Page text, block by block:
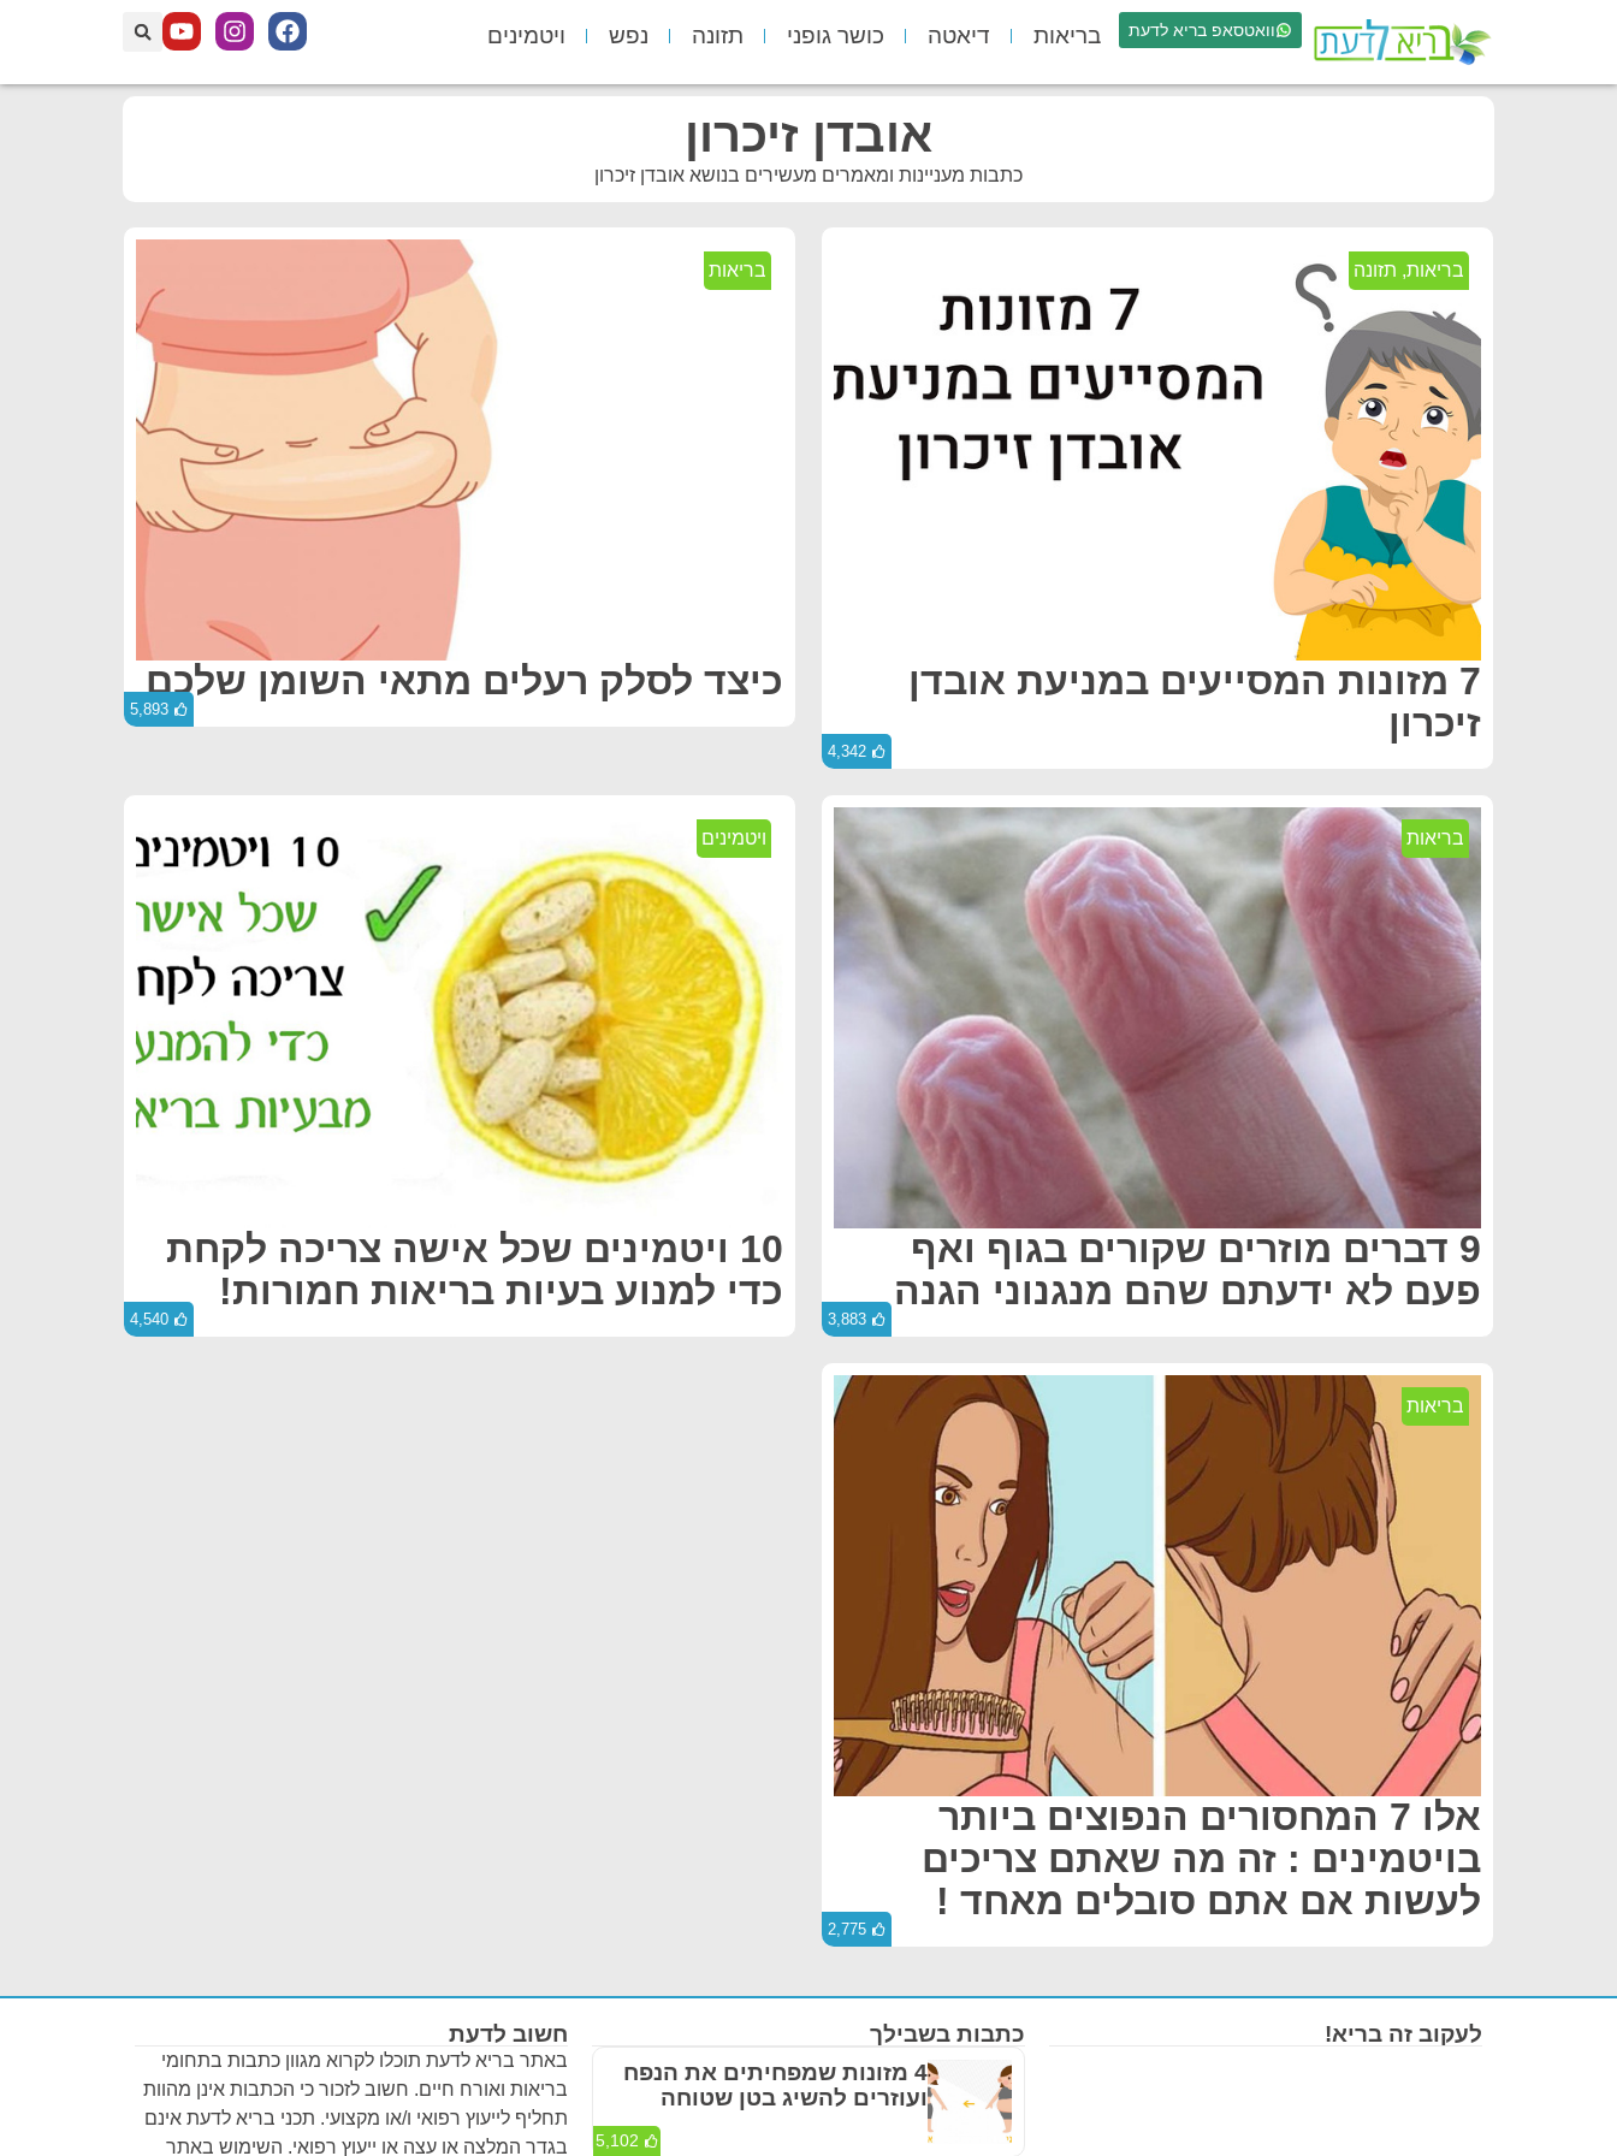
וואטסאפ בריא לדעת בריאות דיאטה כושר גופני תזונה נפש ויטמינים
אובדן זיכרון
כתבות מעניינות ומאמרים מעשירים בנושא אובדן זיכרון
בריאות, תזונה
7 מזונות המסייעים במניעת אובדן
זיכרון
4,342
בריאות
כיצד לסלק רעלים מתאי השומן שלכם
5,893
בריאות
9 דברים מוזרים שקורים בגוף ואף
פעם לא ידעתם שהם מנגנוני הגנה
3,883
ויטמינים
10 ויטמינים שכל אישה צריכה לקחת
כדי למנוע בעיות בריאות חמורות!
4,540
בריאות
אלו 7 המחסורים הנפוצים ביותר
בויטמינים : זה מה שאתם צריכים
לעשות אם אתם סובלים מאחד !
2,775
חשוב לדעת
באתר בריא לדעת תוכלו לקרוא מגוון כתבות בתחומי
בריאות ואורח חיים. חשוב לזכור כי הכתבות אינן מהוות
תחליף לייעוץ רפואי ו/או מקצועי. תכני בריא לדעת אינם
בגדר המלצה או עצה או ייעוץ רפואי. השימוש באתר
כתבות בשבילך
4 מזונות שמפחיתים את הנפח
ועוזרים להשיג בטן שטוחה
5,102
לעקוב זה בריא!